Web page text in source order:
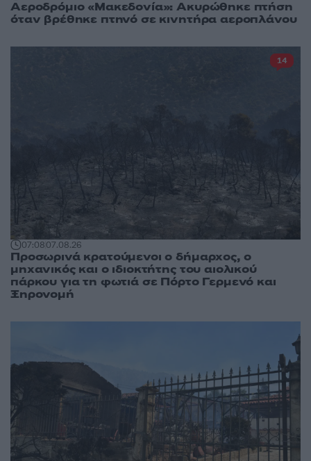
Αεροδρόμιο «Μακεδονία»: Ακυρώθηκε πτήση
όταν βρέθηκε πτηνό σε κινητήρα αεροπλάνου
07:0807.08.26
Προσωρινά κρατούμενοι ο δήμαρχος, ο
μηχανικός και ο ιδιοκτήτης του αιολικού
πάρκου για τη φωτιά σε Πόρτο Γερμενό και
Ξηρονομή
14